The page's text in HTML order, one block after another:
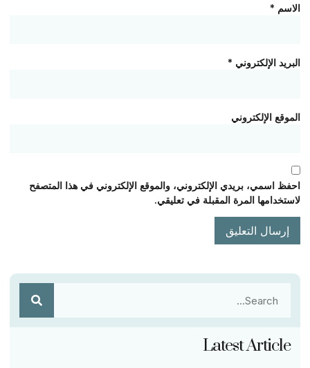
الاسم *
البريد الإلكتروني *
الموقع الإلكتروني
احفظ اسمي، بريدي الإلكتروني، والموقع الإلكتروني في هذا المتصفح
لاستخدامها المرة المقبلة في تعليقي.
Latest Article